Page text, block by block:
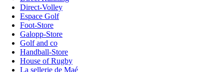
Direct-Volley
Espace Golf
Foot-Store
Galopp-Store
Golf and co
Handball-Store
House of Rugby
La sellerie de Maé